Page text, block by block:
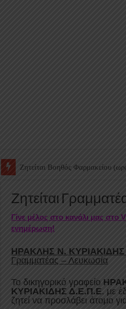
Ζητείται Βοηθός Θαλάμου
Ζητείται
Γίνε μέλος στο κανάλι μας στο
ενημέρωση!
ΗΡΑΚΛΗΣ Ν.
Γραμματέας – Λευκωσία
Το δικηγορικό γραφείο
ΚΥΡΙΑΚΙΔΗΣ Δ.Ε.Π.Ε. με
ζητεί να προσλάβει άτομο